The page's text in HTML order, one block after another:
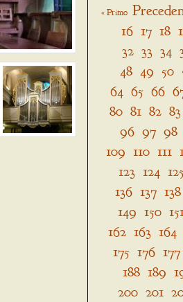
« Primo
16 17 18
32 33 34
48 49 50
64 65 66
80 81 82 83
96 97 98
109 110 111
123 124
136 137 138
149 150
162 163 164
175 176 177
188 189
200 201